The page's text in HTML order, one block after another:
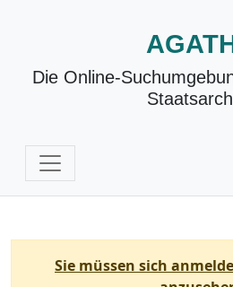
Die Online-
Sie müssen sich